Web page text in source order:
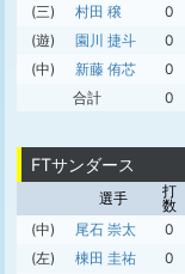
(三)
村田 穣 0
(遊)
園川 捷斗 0
(中)
新藤 侑芯 0
合計
0
FTサンダース
選手
打
数
(中)
尾石 崇太 0
(左)
棟田 圭祐 0